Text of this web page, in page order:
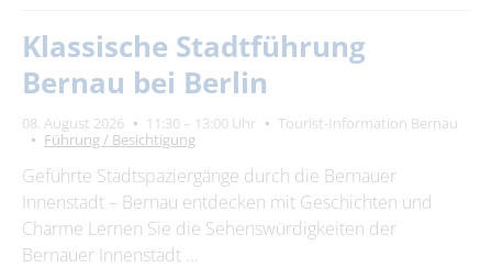
Klassische Stadtführung
Bernau bei Berlin
08. August 2026 11:30 – 13:00 Uhr
Tourist-Information Bernau
Führung / Besichtigung
Geführte Stadtspaziergänge durch die Bernauer
Innenstadt – Bernau entdecken mit Geschichten und
Charme Lernen Sie die Sehenswürdigkeiten der
Bernauer Innenstadt …